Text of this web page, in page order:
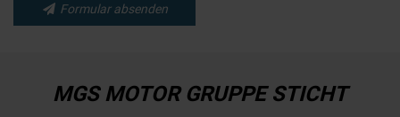
Formular absenden
MGS MOTOR GRUPPE STICHT